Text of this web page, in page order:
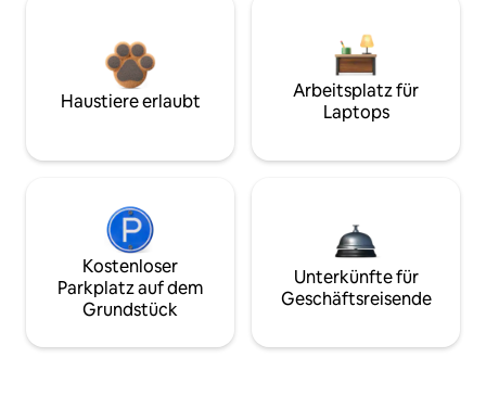
Haustiere erlaubt
Arbeitsplatz für
Laptops
Kostenloser
Parkplatz auf dem
Grundstück
Unterkünfte für
Geschäftsreisende